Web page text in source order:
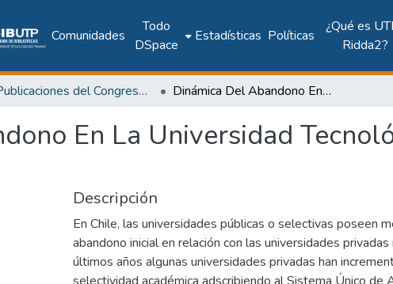
Comunidades
Todo
DSpace
Estadísticas Políticas
¿Qué es
Ridda2?
Publicaciones del Congreso Internacional CLABES Dinámica Del Abandono En La Universidad Tecnológica Metropolitana De Chile (Utem)
En La Universidad
Descripción
En Chile, las universidades públicas o selectivas poseen
abandono inicial en relación con las universidades
últimos años algunas universidades privadas han